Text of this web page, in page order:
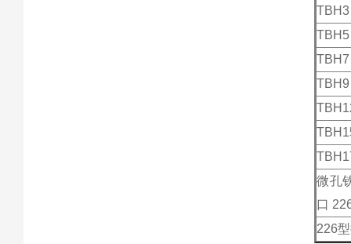
TBH3
TBH5
TBH7
TBH9
微孔
口
226